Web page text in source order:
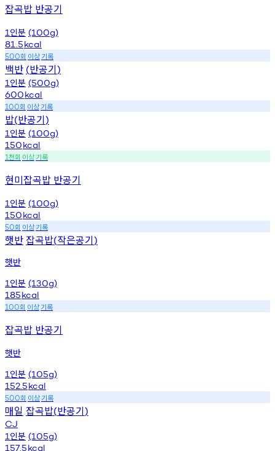
잡곡밥 반공기
1 인분 (100g)
81.5kcal
500회 이상기록
백반 (반공기)
1 인분 (500g)
600kcal
100회 이상기록
밥(반공기)
1 인분 (100g)
150kcal
1천회 이상기록
현미잡곡밥 반공기
1 인분 (100g)
150kcal
50회 이상기록
햇반 잡곡밥(작은공기)
햇반
1 인분 (130g)
185kcal
100회 이상기록
잡곡밥 반공기
햇반
1 인분 (105g)
152.5kcal
500회 이상기록
매일 잡곡밥(반공기)
CJ
1 인분 (105g)
157.5kcal